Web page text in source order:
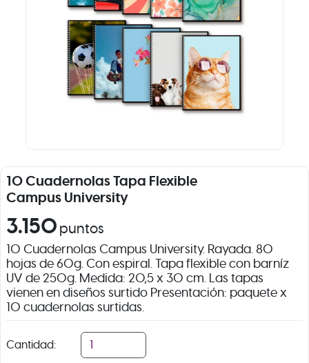
10 Cuadernolas Tapa Flexible
Campus University
3.150 puntos
10 Cuadernolas Campus University. Rayada. 80
hojas de 60g. Con espiral. Tapa flexible con barníz
UV de 250g. Medida: 20,5 x 30 cm. Las tapas
vienen en diseños surtido Presentación: paquete x
10 cuadernolas surtidas.
Cantidad: